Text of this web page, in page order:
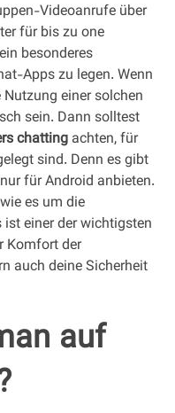
Videoanrufe über
für bis zu one
besonderes
Apps zu legen. Wenn
einer solchen
sein. Dann solltest
chatting achten, für
sind. Denn es gibt
für Android anbieten.
es um die
einer der wichtigsten
Komfort der
auch deine Sicherheit
auf